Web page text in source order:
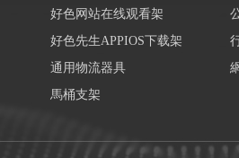
好色网站在线观看架
好色先生APPIOS下载架
通用物流器具
馬桶支架